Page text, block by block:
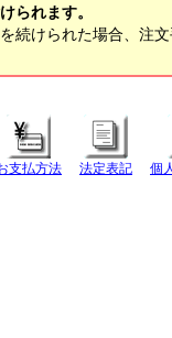
られます。
続けられた場合、注
支払方法 法定表記 個